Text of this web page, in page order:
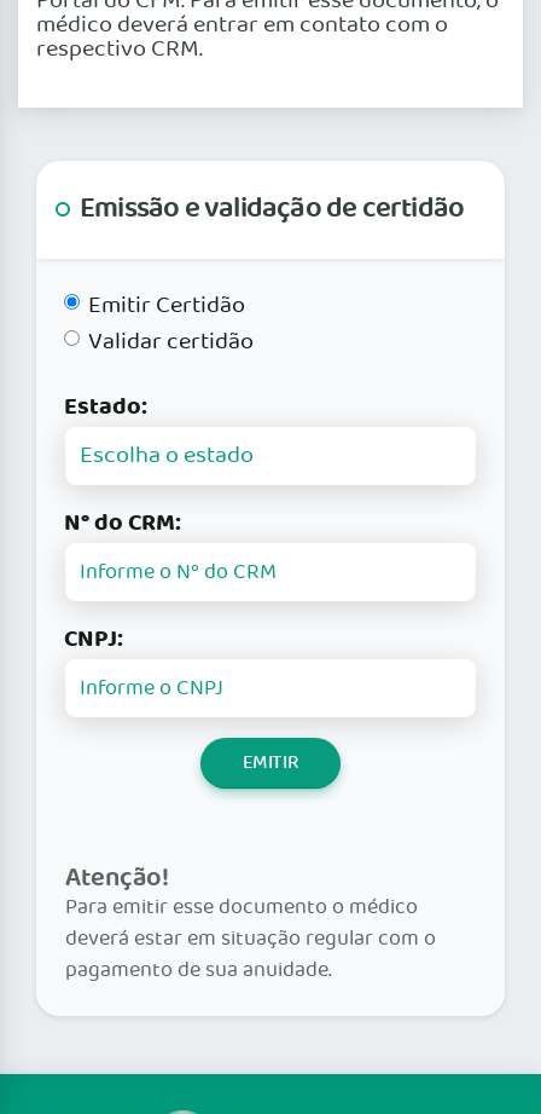
médico deverá entrar em contato com o
respectivo CRM.
Emissão e validação de certidão
Emitir Certidão
Validar certidão
Estado:
N° do CRM:
CNPJ:
EMITIR
Atenção!
Para emitir esse documento o médico
deverá estar em situação regular com o
pagamento de sua anuidade.